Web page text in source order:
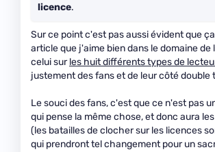
licence.
Sur ce point c'est pas aussi évident que
article que j'aime bien dans le domaine
celui surles huit différents types de
justement des fans et de leur côté double
Le souci des fans, c'est que ce n'est pas
qui pense la même chose, et donc aura
(les batailles de clocher sur les licences
qui prendront tel changement pour un